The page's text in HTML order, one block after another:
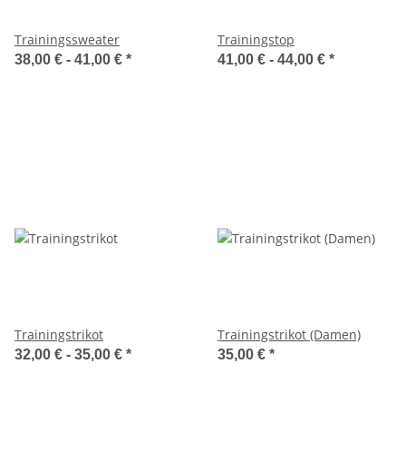
Trainingssweater
38,00 € - 41,00 € *
Trainingstop
41,00 € - 44,00 € *
Trainingstrikot
32,00 € - 35,00 € *
Trainingstrikot (Damen)
35,00 € *